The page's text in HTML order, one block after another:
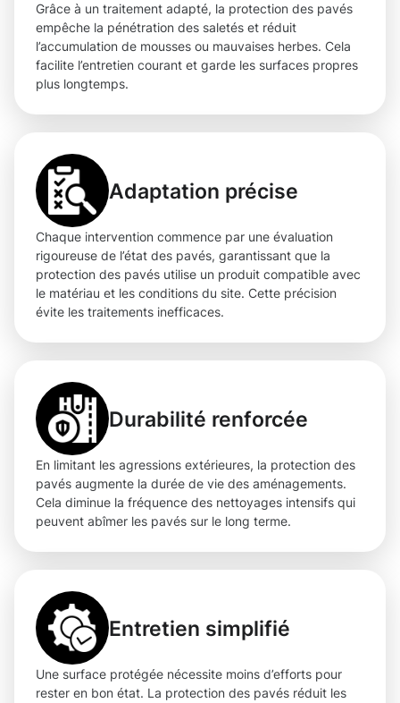
Grâce à un traitement adapté, la protection des pavés
empêche la pénétration des saletés et réduit
l’accumulation de mousses ou mauvaises herbes. Cela
facilite l’entretien courant et garde les surfaces propres
plus longtemps.
Adaptation précise
Chaque intervention commence par une évaluation
rigoureuse de l’état des pavés, garantissant que la
protection des pavés utilise un produit compatible avec
le matériau et les conditions du site. Cette précision
évite les traitements inefficaces.
Durabilité renforcée
En limitant les agressions extérieures, la protection des
pavés augmente la durée de vie des aménagements.
Cela diminue la fréquence des nettoyages intensifs qui
peuvent abîmer les pavés sur le long terme.
Entretien simplifié
Une surface protégée nécessite moins d’efforts pour
rester en bon état. La protection des pavés réduit les